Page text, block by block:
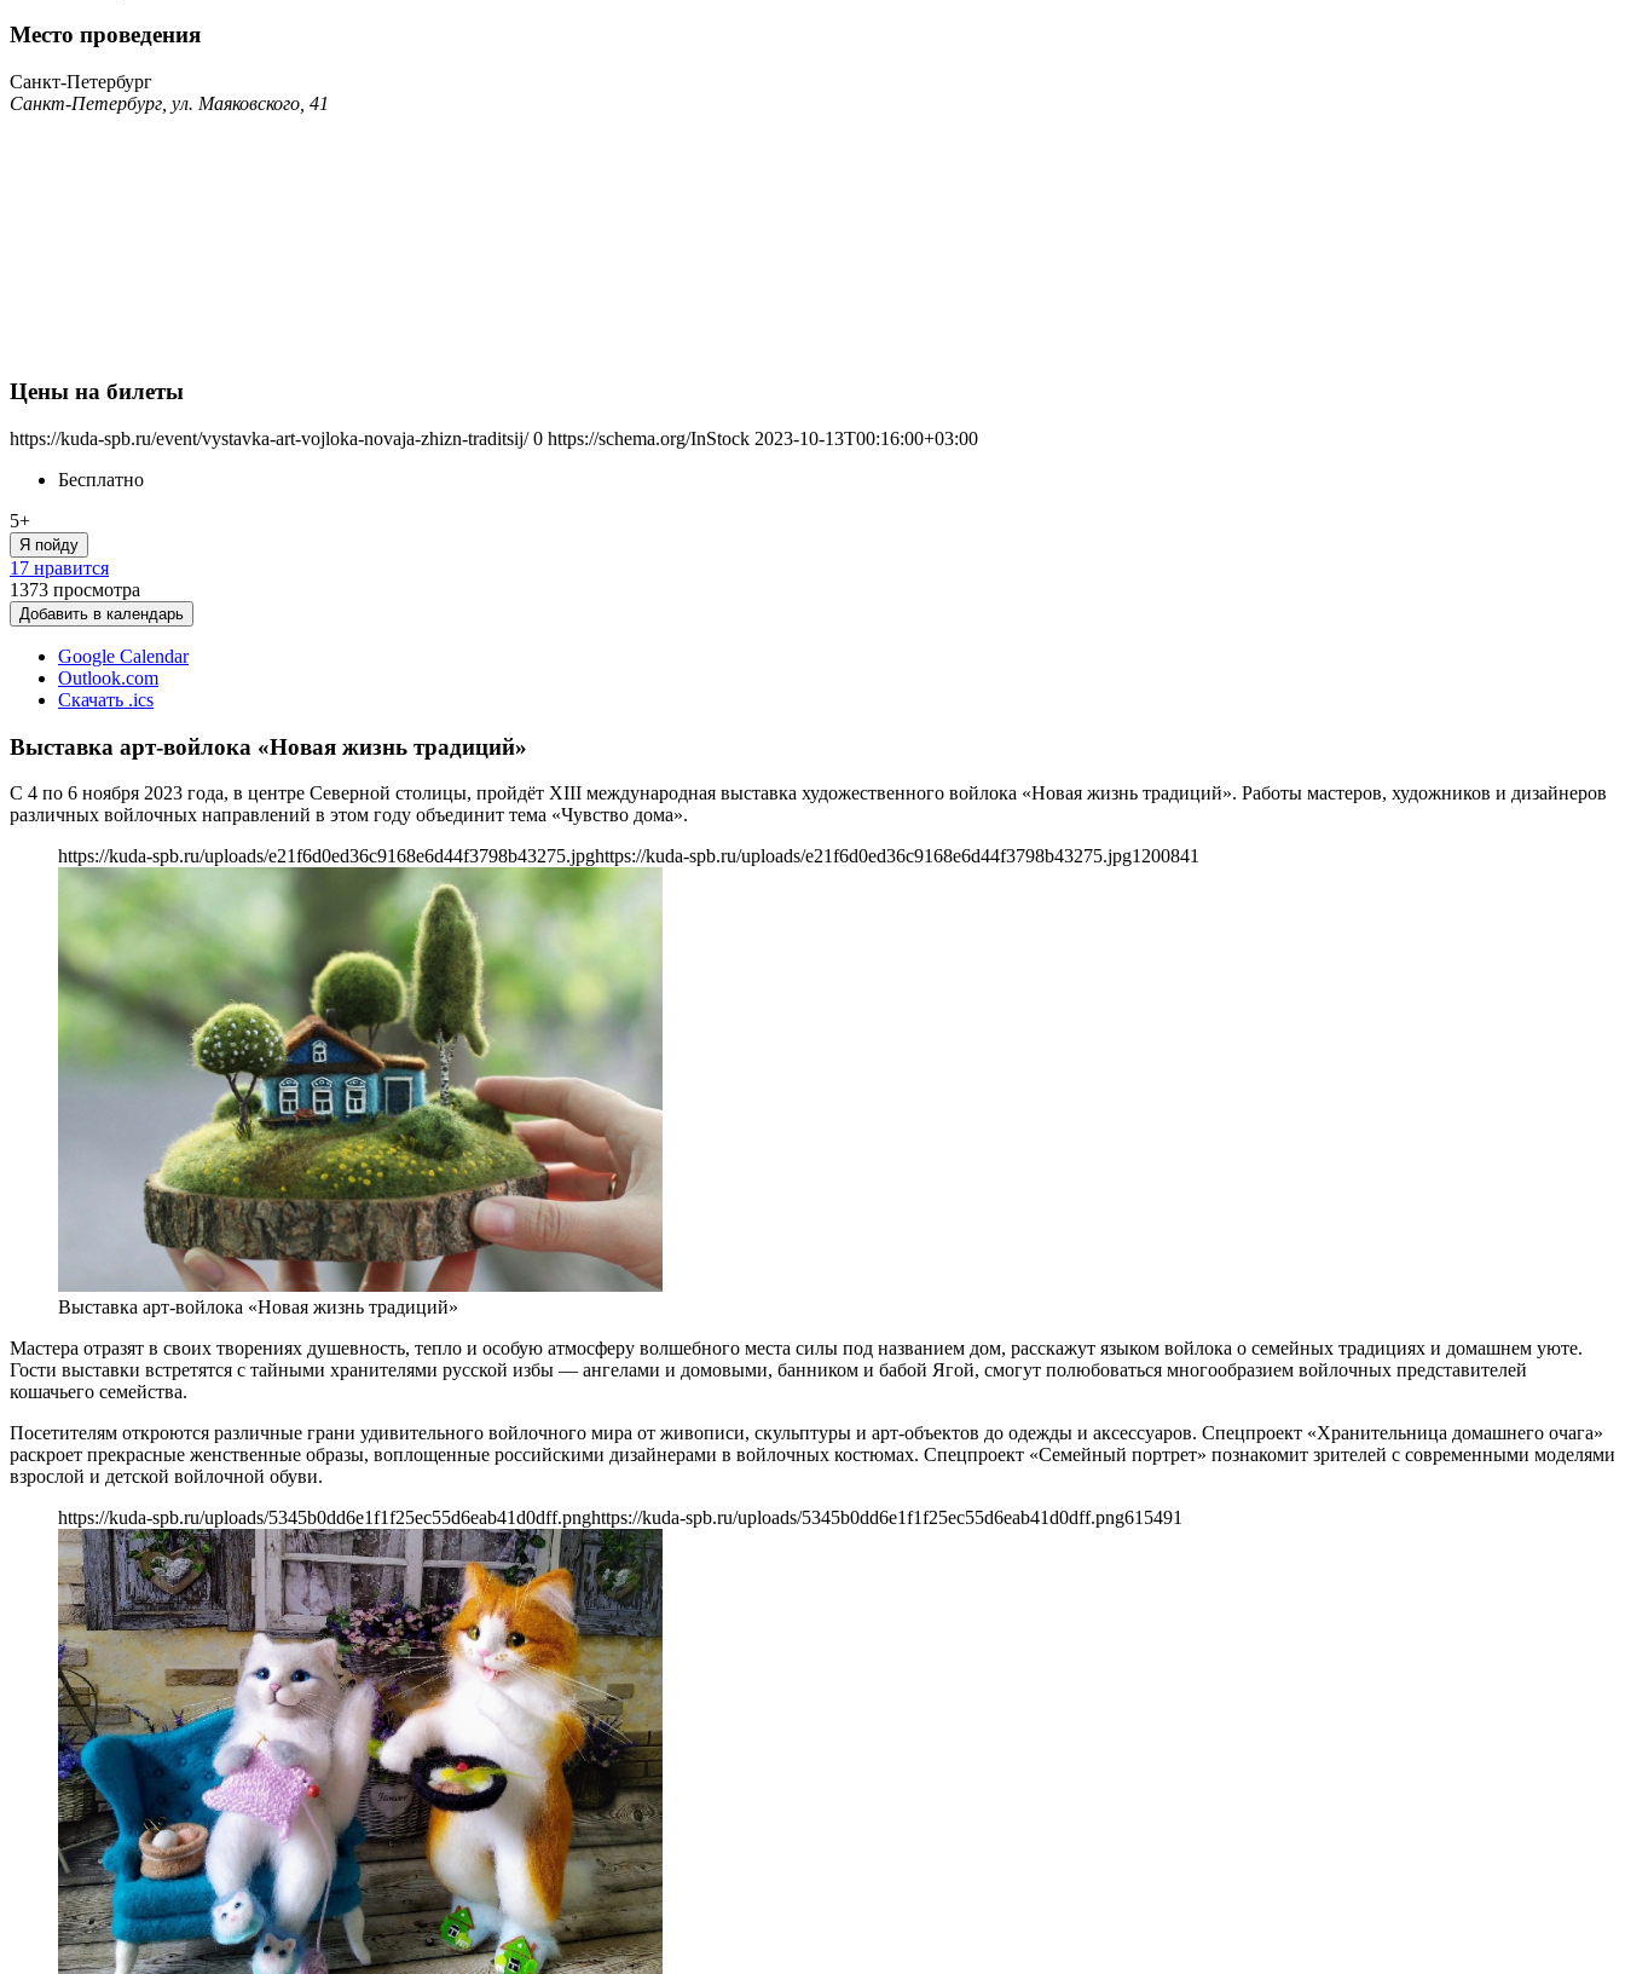
Место проведения
Санкт-Петербург
Санкт-Петербург, ул. Маяковского, 41
Цены на билеты
https://kuda-spb.ru/event/vystavka-art-vojloka-novaja-zhizn-traditsij/ 0 https://schema.org/InStock 2023-10-13T00:16:00+03:00
Бесплатно
5+
Я пойду
17 нравится
1373 просмотра
Добавить в календарь
Google Calendar
Outlook.com
Скачать .ics
Выставка арт-войлока «Новая жизнь традиций»
С 4 по 6 ноября 2023 года, в центре Северной столицы, пройдёт XIII международная выставка художественного войлока «Новая жизнь традиций». Работы мастеров, художников и дизайнеров
различных войлочных направлений в этом году объединит тема «Чувство дома».
https://kuda-spb.ru/uploads/e21f6d0ed36c9168e6d44f3798b43275.jpghttps://kuda-spb.ru/uploads/e21f6d0ed36c9168e6d44f3798b43275.jpg1200841
Выставка арт-войлока «Новая жизнь традиций»
Мастера отразят в своих творениях душевность, тепло и особую атмосферу волшебного места силы под названием дом, расскажут языком войлока о семейных традициях и домашнем уюте.
Гости выставки встретятся с тайными хранителями русской избы — ангелами и домовыми, банником и бабой Ягой, смогут полюбоваться многообразием войлочных представителей
кошачьего семейства.
Посетителям откроются различные грани удивительного войлочного мира от живописи, скульптуры и арт-объектов до одежды и аксессуаров. Спецпроект «Хранительница домашнего очага»
раскроет прекрасные женственные образы, воплощенные российскими дизайнерами в войлочных костюмах. Спецпроект «Семейный портрет» познакомит зрителей с современными моделями
взрослой и детской войлочной обуви.
https://kuda-spb.ru/uploads/5345b0dd6e1f1f25ec55d6eab41d0dff.pnghttps://kuda-spb.ru/uploads/5345b0dd6e1f1f25ec55d6eab41d0dff.png615491